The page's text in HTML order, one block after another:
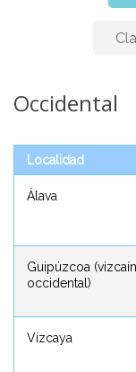
Occidental
Localidad
Álava
Guipúzcoa
occidental)
Vizcaya
Occidental
Localidad
occidental)